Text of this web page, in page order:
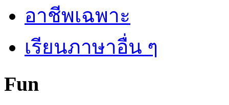
อาชีพเฉพาะ
เรียนภาษาอื่น ๆ
Fun